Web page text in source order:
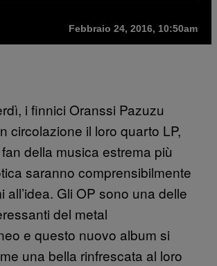
Febbraio 24, 2016, 10:50am
i finnici Oranssi Pazuzu
circolazione il loro quarto LP,
fan della musica estrema più
saranno comprensibilmente
all’idea. Gli OP sono una delle
del metal
e questo nuovo album si
una bella rinfrescata al loro